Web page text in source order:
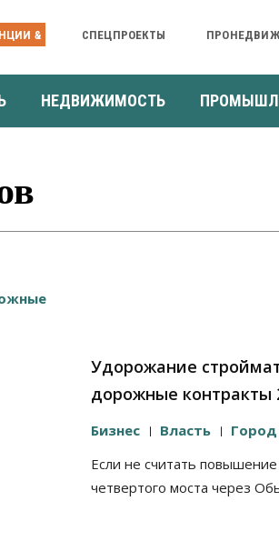
& СПЕЦПРОЕКТЫ
НЕДВИЖИМОСТЬ
Удорожание
дорожные контракты
Бизнес Власть Город
Если не считать
четвертого моста через